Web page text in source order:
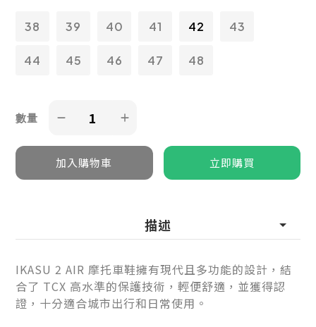
38 39 40 41 42 43
44 45 46 47 48
數量
描述
IKASU 2 AIR 摩托車鞋擁有現代且多功能的設計，結
合了 TCX 高水準的保護技術，輕便舒適，並獲得認
證，十分適合城市出行和日常使用。